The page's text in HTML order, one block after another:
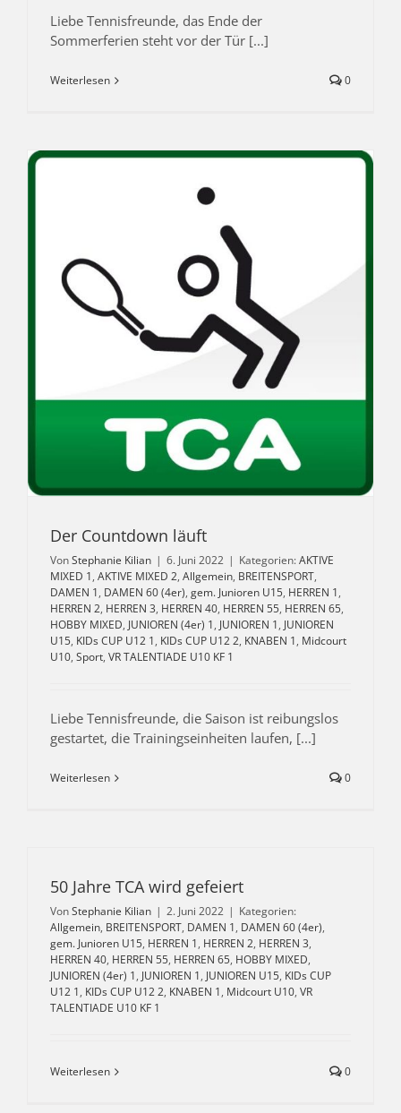
Liebe Tennisfreunde, das Ende der
Sommerferien steht vor der Tür [...]
Weiterlesen 0
Der Countdown läuft
VonStephanie Kilian | 6. Juni 2022 | Kategorien:AKTIVE
MIXED 1, AKTIVE MIXED 2, Allgemein, BREITENSPORT,
DAMEN 1, DAMEN 60 (4er), gem. Junioren U15, HERREN 1,
HERREN 2, HERREN 3, HERREN 40, HERREN 55, HERREN 65,
HOBBY MIXED, JUNIOREN (4er) 1, JUNIOREN 1, JUNIOREN
U15, KIDs CUP U12 1, KIDs CUP U12 2, KNABEN 1, Midcourt
U10, Sport, VR TALENTIADE U10 KF 1
Liebe Tennisfreunde, die Saison ist reibungslos
gestartet, die Trainingseinheiten laufen, [...]
Weiterlesen 0
50 Jahre TCA wird gefeiert
VonStephanie Kilian | 2. Juni 2022 | Kategorien:
Allgemein, BREITENSPORT, DAMEN 1, DAMEN 60 (4er),
gem. Junioren U15, HERREN 1, HERREN 2, HERREN 3,
HERREN 40, HERREN 55, HERREN 65, HOBBY MIXED,
JUNIOREN (4er) 1, JUNIOREN 1, JUNIOREN U15, KIDs CUP
U12 1, KIDs CUP U12 2, KNABEN 1, Midcourt U10, VR
TALENTIADE U10 KF 1
Weiterlesen 0